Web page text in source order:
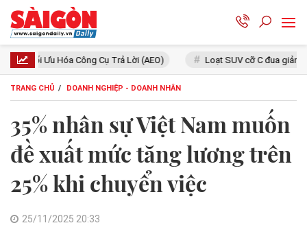
Cụ Trả Lời (AEO) Loạt SUV cỡ C đua giảm giá: Mazda CX-5 giá
TRANG CHỦ DOANH NGHIỆP - DOANH NHÂN
35% nhân sự Việt Nam muốn
đề xuất mức tăng lương trên
25% khi chuyển việc
25/11/2025 20:33